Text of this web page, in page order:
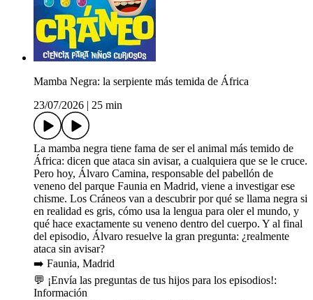
Mamba Negra: la serpiente más temida de África
23/07/2026
25 min
La mamba negra tiene fama de ser el animal más temido de
África: dicen que ataca sin avisar, a cualquiera que se le cruce.
Pero hoy, Álvaro Camina, responsable del pabellón de
veneno del parque Faunia en Madrid, viene a investigar ese
chisme. Los Cráneos van a descubrir por qué se llama negra si
en realidad es gris, cómo usa la lengua para oler el mundo, y
qué hace exactamente su veneno dentro del cuerpo. Y al final
del episodio, Álvaro resuelve la gran pregunta: ¿realmente
ataca sin avisar?
➡️ Faunia, Madrid
💬 ¡Envía las preguntas de tus hijos para los episodios!:
⁠⁠⁠⁠⁠⁠⁠Información⁠⁠⁠⁠⁠⁠